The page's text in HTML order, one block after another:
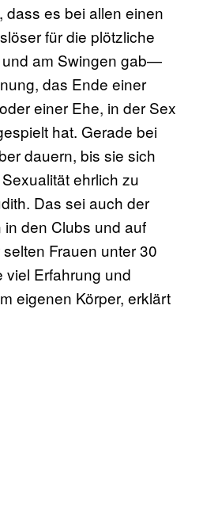
dass es bei allen einen
für die plötzliche
am Swingen gab—
das Ende einer
einer Ehe, in der Sex
hat. Gerade bei
dauern, bis sie sich
ehrlich zu
Das sei auch der
den Clubs und auf
Frauen unter 30
viel Erfahrung und
eigenen Körper, erklärt